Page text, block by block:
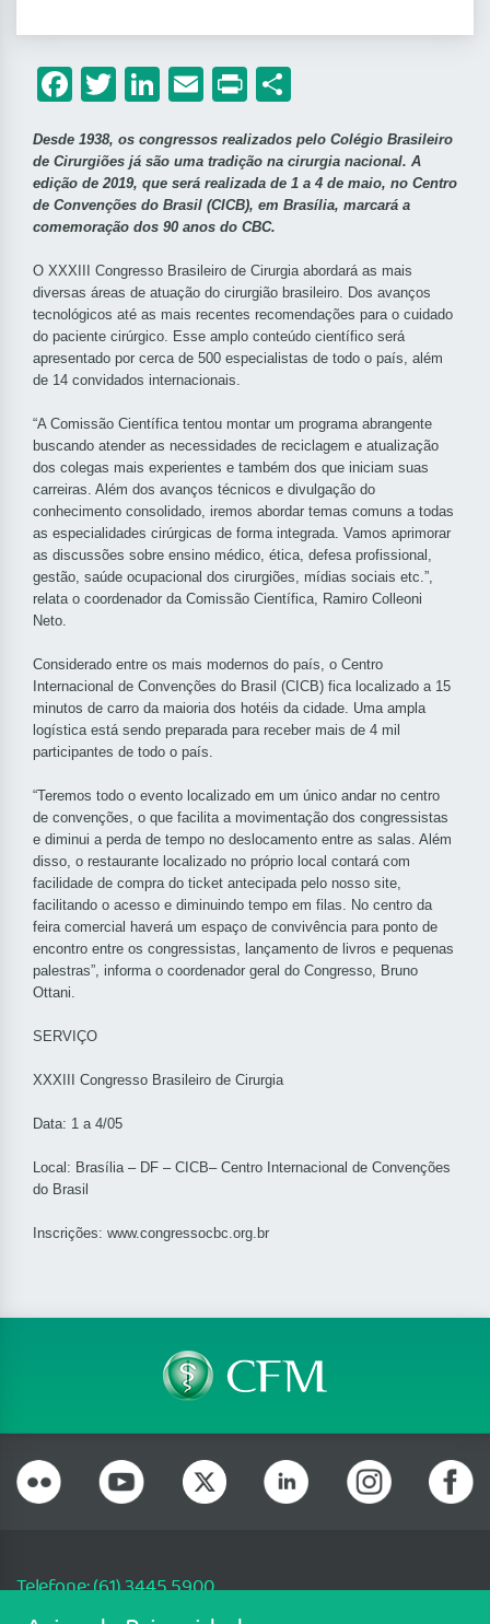
Facebook
Twitter
LinkedIn
Email
Print
Desde 1938, os congressos realizados pelo Colégio Brasileiro
de Cirurgiões já são uma tradição na cirurgia nacional. A
edição de 2019, que será realizada de 1 a 4 de maio, no Centro
de Convenções do Brasil (CICB), em Brasília, marcará a
comemoração dos 90 anos do CBC.
O XXXIII Congresso Brasileiro de Cirurgia abordará as mais
diversas áreas de atuação do cirurgião brasileiro. Dos avanços
tecnológicos até as mais recentes recomendações para o cuidado
do paciente cirúrgico. Esse amplo conteúdo científico será
apresentado por cerca de 500 especialistas de todo o país, além
de 14 convidados internacionais.
“A Comissão Científica tentou montar um programa abrangente
buscando atender as necessidades de reciclagem e atualização
dos colegas mais experientes e também dos que iniciam suas
carreiras. Além dos avanços técnicos e divulgação do
conhecimento consolidado, iremos abordar temas comuns a todas
as especialidades cirúrgicas de forma integrada. Vamos aprimorar
as discussões sobre ensino médico, ética, defesa profissional,
gestão, saúde ocupacional dos cirurgiões, mídias sociais etc.”,
relata o coordenador da Comissão Científica, Ramiro Colleoni
Neto.
Considerado entre os mais modernos do país, o Centro
Internacional de Convenções do Brasil (CICB) fica localizado a 15
minutos de carro da maioria dos hotéis da cidade. Uma ampla
logística está sendo preparada para receber mais de 4 mil
participantes de todo o país.
“Teremos todo o evento localizado em um único andar no centro
de convenções, o que facilita a movimentação dos congressistas
e diminui a perda de tempo no deslocamento entre as salas. Além
disso, o restaurante localizado no próprio local contará com
facilidade de compra do ticket antecipada pelo nosso site,
facilitando o acesso e diminuindo tempo em filas. No centro da
feira comercial haverá um espaço de convivência para ponto de
encontro entre os congressistas, lançamento de livros e pequenas
palestras”, informa o coordenador geral do Congresso, Bruno
Ottani.
SERVIÇO
XXXIII Congresso Brasileiro de Cirurgia
Data: 1 a 4/05
Local: Brasília – DF – CICB– Centro Internacional de Convenções
do Brasil
Inscrições: www.congressocbc.org.br
Telefone: (61) 3445 5900
Email: cfm@portalmedico.org.br